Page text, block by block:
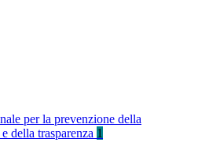
per la prevenzione della
della trasparenza 1